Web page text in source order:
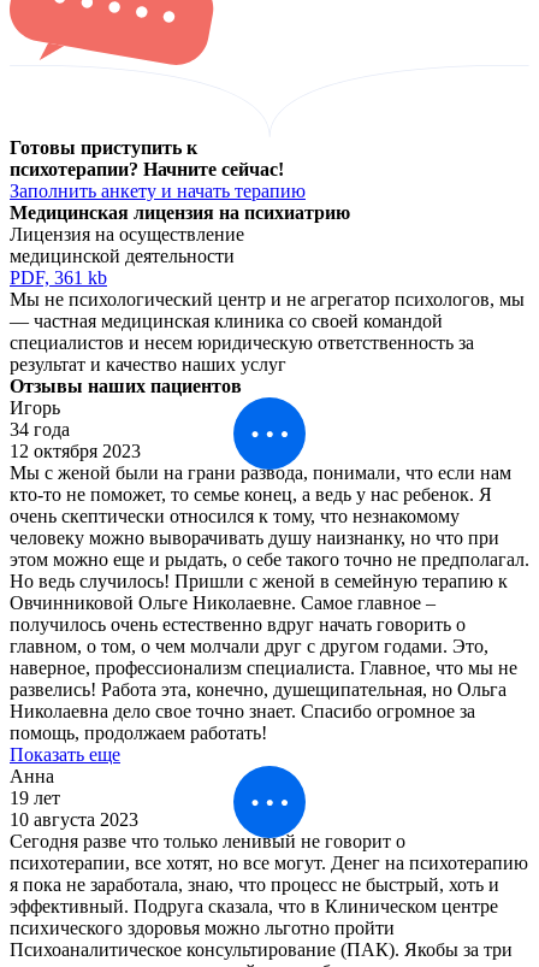
Готовы приступить к
психотерапии? Начните сейчас!
Заполнить анкету и начать терапию
Медицинская лицензия на психиатрию
Лицензия на осуществление
медицинской деятельности
PDF, 361 kb
Мы не психологический центр и не агрегатор психологов, мы
— частная медицинская клиника со своей командой
специалистов и несем юридическую ответственноcть за
результат и качество наших услуг
Отзывы наших пациентов
Игорь
34 года
12 октября 2023
Мы с женой были на грани развода, понимали, что если нам
кто-то не поможет, то семье конец, а ведь у нас ребенок. Я
очень скептически относился к тому, что незнакомому
человеку можно выворачивать душу наизнанку, но что при
этом можно еще и рыдать, о себе такого точно не предполагал.
Но ведь случилось! Пришли с женой в семейную терапию к
Овчинниковой Ольге Николаевне. Самое главное –
получилось очень естественно вдруг начать говорить о
главном, о том, о чем молчали друг с другом годами. Это,
наверное, профессионализм специалиста. Главное, что мы не
развелись! Работа эта, конечно, душещипательная, но Ольга
Николаевна дело свое точно знает. Спасибо огромное за
помощь, продолжаем работать!
Показать еще
Анна
19 лет
10 августа 2023
Сегодня разве что только ленивый не говорит о
психотерапии, все хотят, но все могут. Денег на психотерапию
я пока не заработала, знаю, что процесс не быстрый, хоть и
эффективный. Подруга сказала, что в Клиническом центре
психического здоровья можно льготно пройти
Психоаналитическое консультирование (ПАК). Якобы за три